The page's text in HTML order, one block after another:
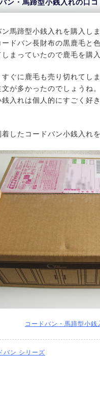
ン・馬蹄型小銭入れの口
ン馬蹄型小銭入れを購入し
ードバン長財布の黒鹿毛と
しまっていたので鹿毛を購
すぐに鹿毛も売り切れてし
文が多かったのでしょうね
銭入れは個人的にすごく好
着したコードバン小銭入れ
コードバン・馬蹄型小
バン シリーズ